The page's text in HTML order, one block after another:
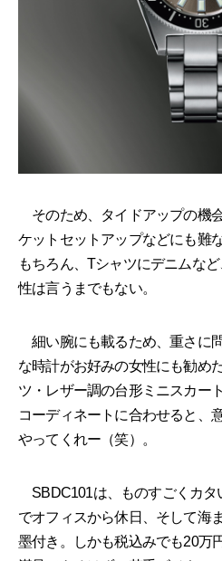
そのため、タイドアップの機
ケットセットアップなどにも難
もちろん、Tシャツにデニムな
性は言うまでもない。
細い腕にも載るため、重さに
な時計がお好みの女性にも勧め
ツ・レザー調の台形ミニスカー
コーディネートに合わせると、
やってくれー（笑）。
SBDC101は、ものすごくカタ
でオフィスから休日、そして海
墨付き。しかも税込みでも20万